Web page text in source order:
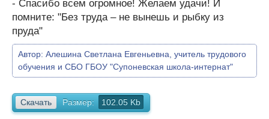
- Спасибо всем огромное! Желаем удачи! И
помните: "Без труда – не вынешь и рыбку из
пруда"
Автор: Алешина Светлана Евгеньевна, учитель трудового
обучения и СБО ГБОУ "Супоневская школа-интернат"
Скачать Размер: 102.05 Kb